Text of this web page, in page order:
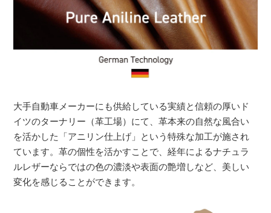
大手自動車メーカーにも供給している実績と信頼の厚いド
イツのターナリー（革工場）にて、革本来の自然な風合い
を活かした「アニリン仕上げ」という特殊な加工が施され
ています。革の個性を活かすことで、経年によるナチュラ
ルレザーならではの色の濃淡や表面の艶増しなど、美しい
変化を感じることができます。